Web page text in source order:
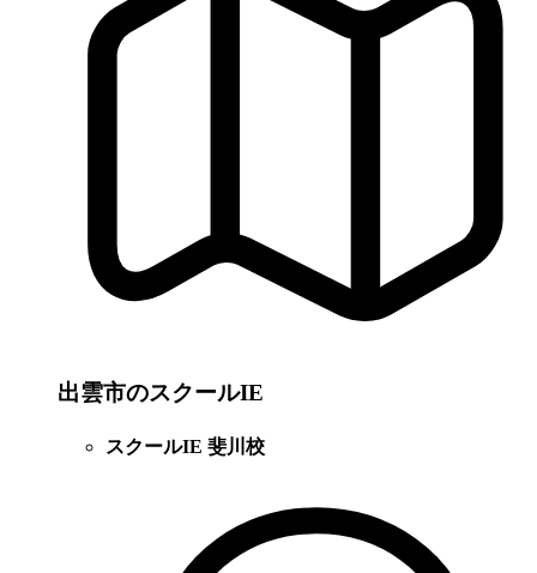
出雲市のスクールIE
スクールIE 斐川校